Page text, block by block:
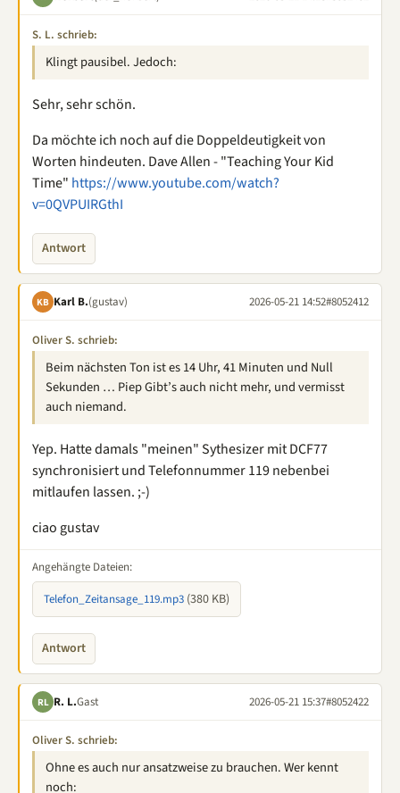
S. L. schrieb:
Klingt pausibel. Jedoch:
Sehr, sehr schön.
Da möchte ich noch auf die Doppeldeutigkeit von
Worten hindeuten. Dave Allen - "Teaching Your Kid
Time" https://www.youtube.com/watch?
v=0QVPUIRGthI
Antwort
KB Karl B.(gustav) 2026-05-21 14:52#8052412
Oliver S. schrieb:
Beim nächsten Ton ist es 14 Uhr, 41 Minuten und Null
Sekunden … Piep Gibt’s auch nicht mehr, und vermisst
auch niemand.
Yep. Hatte damals "meinen" Sythesizer mit DCF77
synchronisiert und Telefonnummer 119 nebenbei
mitlaufen lassen. ;-)
ciao gustav
Angehängte Dateien:
Telefon_Zeitansage_119.mp3 (380 KB)
Antwort
RL R. L.Gast 2026-05-21 15:37#8052422
Oliver S. schrieb:
Ohne es auch nur ansatzweise zu brauchen. Wer kennt
noch: